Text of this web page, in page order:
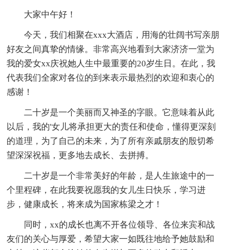
大家中午好！
今天，我们相聚在xxx大酒店，用海的壮阔书写亲朋
好友之间真挚的情缘。非常高兴地看到大家济济一堂为
我的爱女xx庆祝她人生中最重要的20岁生日。在此，我
代表我们全家对各位的到来表示最热烈的欢迎和衷心的
感谢！
二十岁是一个美丽而又神圣的字眼。它意味着从此
以后，我的'女儿将承担更大的责任和使命，懂得更深刻
的道理，为了自己的未来，为了所有亲戚朋友的殷切希
望深深祝福，更多地去成长、去拼搏。
二十岁是一个非常美好的年龄，是人生旅途中的一
个里程碑，在此我要祝愿我的女儿生日快乐，学习进
步，健康成长，将来成为国家栋梁之才！
同时，xx的成长也离不开各位领导、各位来宾和战
友们的关心与厚爱，希望大家一如既往地给予她鼓励和